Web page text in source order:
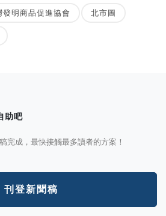
發明商品促進協會 北市圖
助吧
完成，最快接觸最多讀者的方案！
刊登新聞稿